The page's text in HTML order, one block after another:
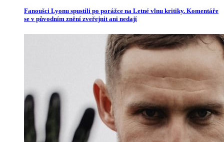
Fanoušci Lyonu spustili po porážce na Letné vlnu kritiky. Komentáře
se v původním znění zveřejnit ani nedají